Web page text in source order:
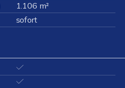
1.106 m²
sofort